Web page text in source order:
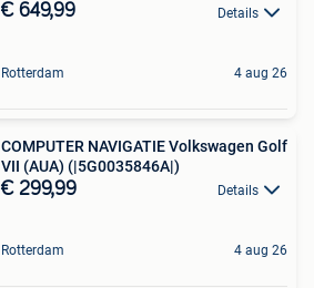
€ 649,99 Details
Rotterdam 4 aug 26
COMPUTER NAVIGATIE Volkswagen Golf
VII (AUA) (|5G0035846A|)
€ 299,99 Details
Rotterdam 4 aug 26